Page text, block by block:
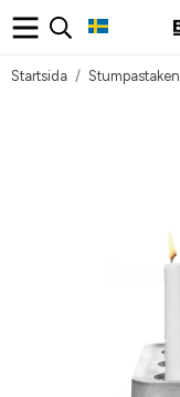
Startsida / Stumpastaken